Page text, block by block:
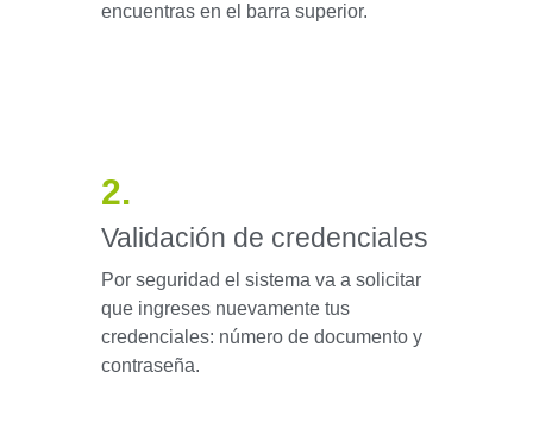
encuentras en el barra superior.
2.
Validación de credenciales
Por seguridad el sistema va a solicitar
que ingreses nuevamente tus
credenciales: número de documento y
contraseña.